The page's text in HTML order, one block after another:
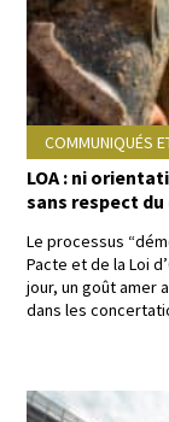
COMMUNIQUÉS
LOA : ni
sans respect
Le proces­sus
Pacte et de la Loi
jour, un goût amer
dans les